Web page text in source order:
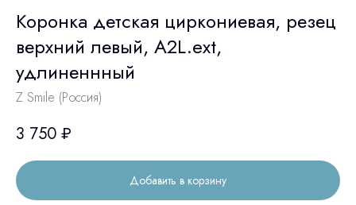
Коронка детская циркониевая, резец
верхний левый, A2L.ext,
удлиненнный
Z Smile (Россия)
3 750 ₽
Добавить в корзину